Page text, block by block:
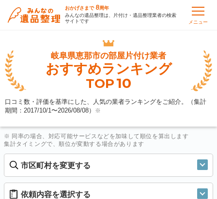
おかげさまで 8周年
みんなの遺品整理は、片付け・遺品整理業者の検索
サイトです
メニュー
岐阜県恵那市の部屋片付け業者
おすすめランキング
TOP10
口コミ数・評価を基準にした、人気の業者ランキングをご紹介。（集計
期間：2017/10/1〜2026/08/08） ※
※ 同率の場合、対応可能サービスなどを加味して順位を算出します
集計タイミングで、順位が変動する場合があります
市区町村を変更する
依頼内容を選択する